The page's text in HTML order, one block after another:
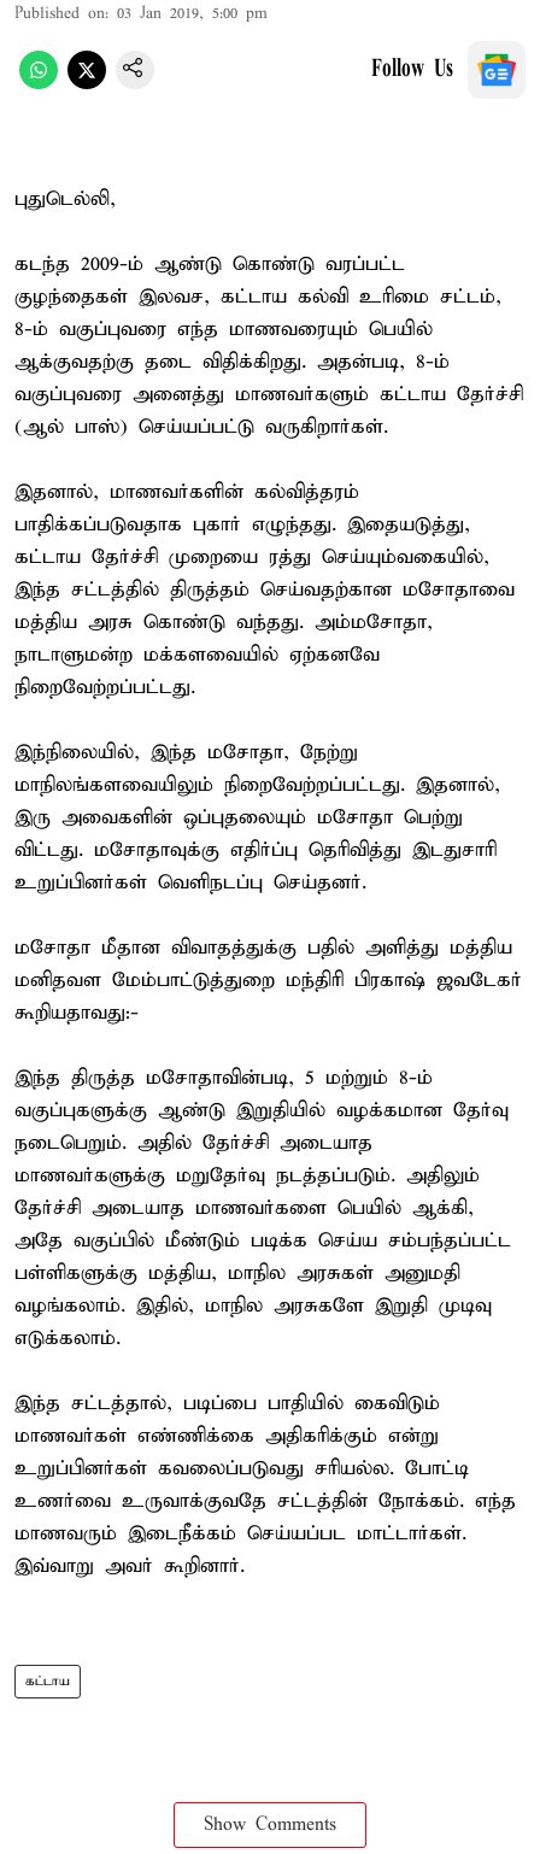
Published on: 03 Jan 2019, 5:00 pm
Follow Us
புதுடெல்லி,
கடந்த 2009-ம் ஆண்டு கொண்டு வரப்பட்ட
குழந்தைகள் இலவச, கட்டாய கல்வி உரிமை சட்டம்,
8-ம் வகுப்புவரை எந்த மாணவரையும் பெயில்
ஆக்குவதற்கு தடை விதிக்கிறது. அதன்படி, 8-ம்
வகுப்புவரை அனைத்து மாணவர்களும் கட்டாய தேர்ச்சி
(ஆல் பாஸ்) செய்யப்பட்டு வருகிறார்கள்.
இதனால், மாணவர்களின் கல்வித்தரம்
பாதிக்கப்படுவதாக புகார் எழுந்தது. இதையடுத்து,
கட்டாய தேர்ச்சி முறையை ரத்து செய்யும்வகையில்,
இந்த சட்டத்தில் திருத்தம் செய்வதற்கான மசோதாவை
மத்திய அரசு கொண்டு வந்தது. அம்மசோதா,
நாடாளுமன்ற மக்களவையில் ஏற்கனவே
நிறைவேற்றப்பட்டது.
இந்நிலையில், இந்த மசோதா, நேற்று
மாநிலங்களவையிலும் நிறைவேற்றப்பட்டது. இதனால்,
இரு அவைகளின் ஒப்புதலையும் மசோதா பெற்று
விட்டது. மசோதாவுக்கு எதிர்ப்பு தெரிவித்து இடதுசாரி
உறுப்பினர்கள் வெளிநடப்பு செய்தனர்.
மசோதா மீதான விவாதத்துக்கு பதில் அளித்து மத்திய
மனிதவள மேம்பாட்டுத்துறை மந்திரி பிரகாஷ் ஜவடேகர்
கூறியதாவது:-
இந்த திருத்த மசோதாவின்படி, 5 மற்றும் 8-ம்
வகுப்புகளுக்கு ஆண்டு இறுதியில் வழக்கமான தேர்வு
நடைபெறும். அதில் தேர்ச்சி அடையாத
மாணவர்களுக்கு மறுதேர்வு நடத்தப்படும். அதிலும்
தேர்ச்சி அடையாத மாணவர்களை பெயில் ஆக்கி,
அதே வகுப்பில் மீண்டும் படிக்க செய்ய சம்பந்தப்பட்ட
பள்ளிகளுக்கு மத்திய, மாநில அரசுகள் அனுமதி
வழங்கலாம். இதில், மாநில அரசுகளே இறுதி முடிவு
எடுக்கலாம்.
இந்த சட்டத்தால், படிப்பை பாதியில் கைவிடும்
மாணவர்கள் எண்ணிக்கை அதிகரிக்கும் என்று
உறுப்பினர்கள் கவலைப்படுவது சரியல்ல. போட்டி
உணர்வை உருவாக்குவதே சட்டத்தின் நோக்கம். எந்த
மாணவரும் இடைநீக்கம் செய்யப்பட மாட்டார்கள்.
இவ்வாறு அவர் கூறினார்.
கட்டாய
Show Comments